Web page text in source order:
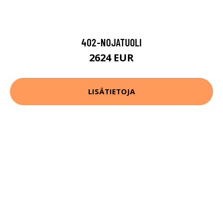
402-NOJATUOLI
2624 EUR
LISÄTIETOJA